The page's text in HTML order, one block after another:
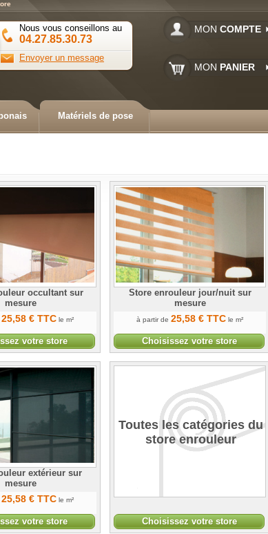
Nous vous conseillons au
04.27.85.30.73
Envoyer un message
MON COMPTE
MON PANIER
Matériels de pose
occultant sur
mesure
25,58 € TTC le m²
votre store
Store enrouleur jour/nuit sur
mesure
à partir de 25,58 € TTC le m²
Choisissez votre store
extérieur sur
mesure
25,58 € TTC le m²
votre store
Toutes les catégories du
store enrouleur
Choisissez votre store